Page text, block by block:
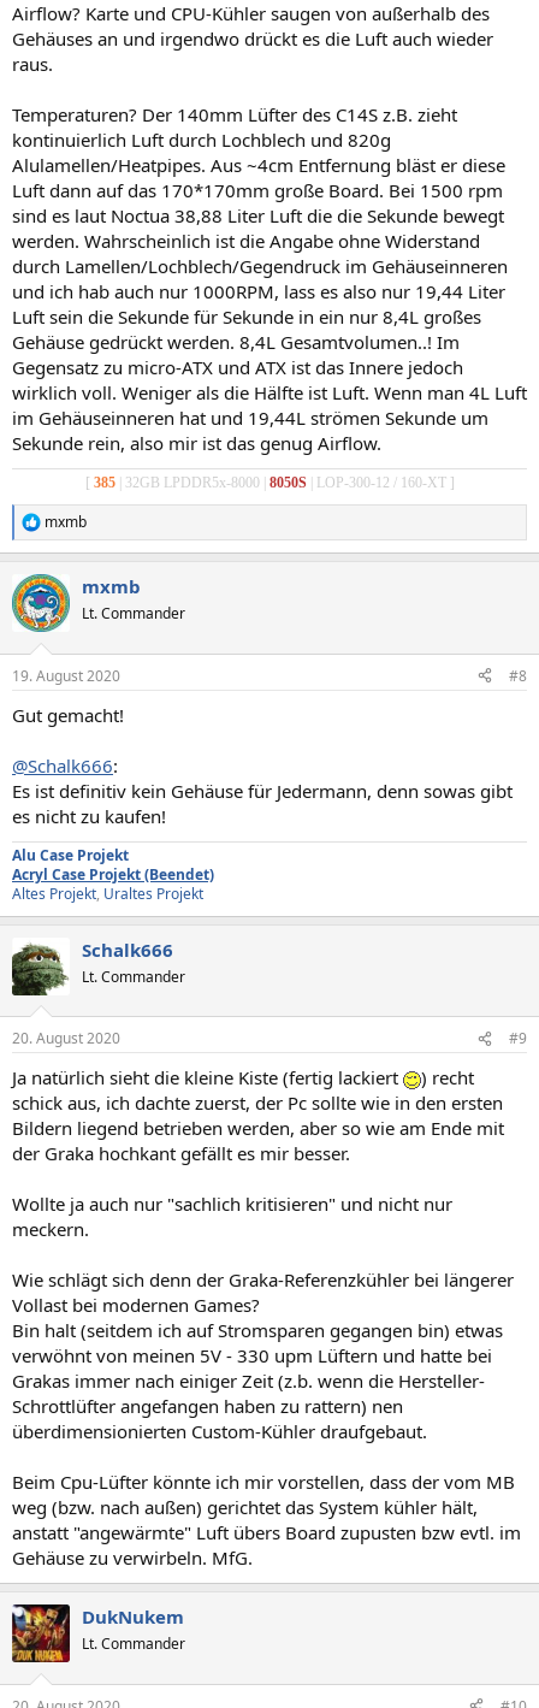
Airflow? Karte und CPU-Kühler saugen von außerhalb des
Gehäuses an und irgendwo drückt es die Luft auch wieder
raus.
Temperaturen? Der 140mm Lüfter des C14S z.B. zieht
kontinuierlich Luft durch Lochblech und 820g
Alulamellen/Heatpipes. Aus ~4cm Entfernung bläst er diese
Luft dann auf das 170*170mm große Board. Bei 1500 rpm
sind es laut Noctua 38,88 Liter Luft die die Sekunde bewegt
werden. Wahrscheinlich ist die Angabe ohne Widerstand
durch Lamellen/Lochblech/Gegendruck im Gehäuseinneren
und ich hab auch nur 1000RPM, lass es also nur 19,44 Liter
Luft sein die Sekunde für Sekunde in ein nur 8,4L großes
Gehäuse gedrückt werden. 8,4L Gesamtvolumen..! Im
Gegensatz zu micro-ATX und ATX ist das Innere jedoch
wirklich voll. Weniger als die Hälfte ist Luft. Wenn man 4L Luft
im Gehäuseinneren hat und 19,44L strömen Sekunde um
Sekunde rein, also mir ist das genug Airflow.
[ 385 | 32GB LPDDR5x-8000 | 8050S | LOP-300-12 / 160-XT ]
R
e
k
t
i
e
:
mxmb
mxmb
Lt. Commander
19. August 2020 #8
Gut gemacht!
@Schalk666:
Es ist definitiv kein Gehäuse für Jedermann, denn sowas gibt
es nicht zu kaufen!
Alu Case Projekt
Acryl Case Projekt (Beendet)
Altes Projekt, Uraltes Projekt
Schalk666
Lt. Commander
20. August 2020 #9
Ja natürlich sieht die kleine Kiste (fertig lackiert
) recht
schick aus, ich dachte zuerst, der Pc sollte wie in den ersten
Bildern liegend betrieben werden, aber so wie am Ende mit
der Graka hochkant gefällt es mir besser.
Wollte ja auch nur "sachlich kritisieren" und nicht nur
meckern.
Wie schlägt sich denn der Graka-Referenzkühler bei längerer
Vollast bei modernen Games?
Bin halt (seitdem ich auf Stromsparen gegangen bin) etwas
verwöhnt von meinen 5V - 330 upm Lüftern und hatte bei
Grakas immer nach einiger Zeit (z.b. wenn die Hersteller-
Schrottlüfter angefangen haben zu rattern) nen
überdimensionierten Custom-Kühler draufgebaut.
Beim Cpu-Lüfter könnte ich mir vorstellen, dass der vom MB
weg (bzw. nach außen) gerichtet das System kühler hält,
anstatt "angewärmte" Luft übers Board zupusten bzw evtl. im
Gehäuse zu verwirbeln. MfG.
DukNukem
Lt. Commander